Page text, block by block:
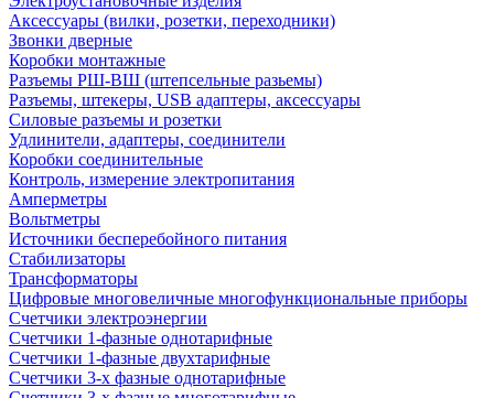
Аксессуары (вилки, розетки, переходники)
Звонки дверные
Коробки монтажные
Разъемы РШ-ВШ (штепсельные разьемы)
Разъемы, штекеры, USB адаптеры, аксессуары
Силовые разъемы и розетки
Удлинители, адаптеры, соединители
Коробки соединительные
Контроль, измерение электропитания
Амперметры
Вольтметры
Источники бесперебойного питания
Стабилизаторы
Трансформаторы
Цифровые многовеличные многофункциональные приборы
Счетчики электроэнергии
Счетчики 1-фазные однотарифные
Счетчики 1-фазные двухтарифные
Счетчики 3-х фазные однотарифные